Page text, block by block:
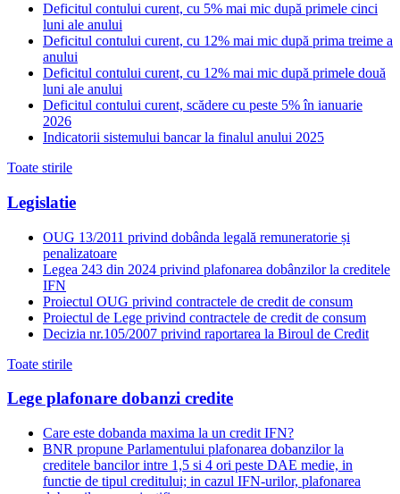
Deficitul contului curent, cu 5% mai mic după primele cinci
luni ale anului
Deficitul contului curent, cu 12% mai mic după prima treime a
anului
Deficitul contului curent, cu 12% mai mic după primele două
luni ale anului
Deficitul contului curent, scădere cu peste 5% în ianuarie
2026
Indicatorii sistemului bancar la finalul anului 2025
Toate stirile
Legislatie
OUG 13/2011 privind dobânda legală remuneratorie și
penalizatoare
Legea 243 din 2024 privind plafonarea dobânzilor la creditele
IFN
Proiectul OUG privind contractele de credit de consum
Proiectul de Lege privind contractele de credit de consum
Decizia nr.105/2007 privind raportarea la Biroul de Credit
Toate stirile
Lege plafonare dobanzi credite
Care este dobanda maxima la un credit IFN?
BNR propune Parlamentului plafonarea dobanzilor la
creditele bancilor intre 1,5 si 4 ori peste DAE medie, in
functie de tipul creditului; in cazul IFN-urilor, plafonarea